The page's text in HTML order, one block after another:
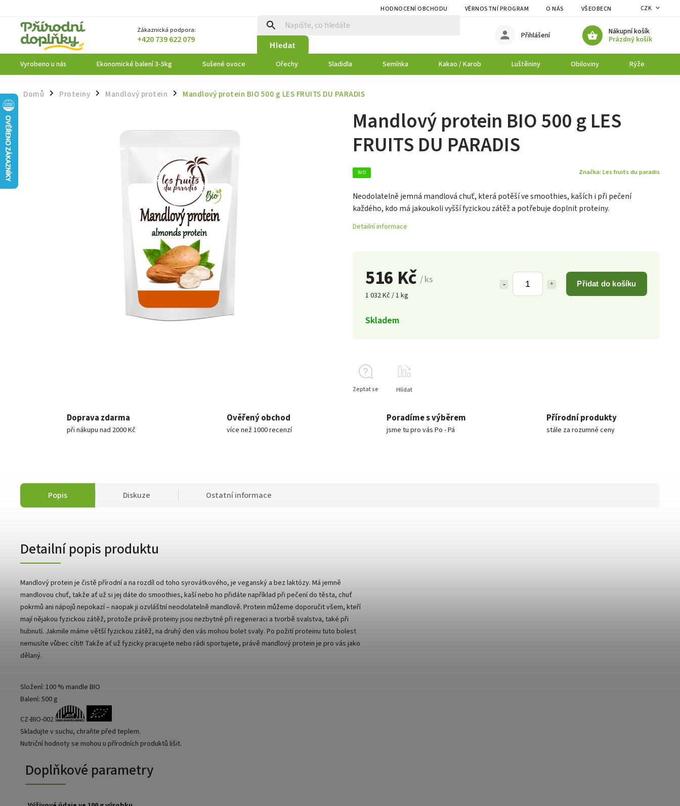
HODNOCENÍ OBCHODU VĚRNOSTNÍ PROGRAM O NÁS VŠEOBECNÉ OBCHODNÍ PODMÍNKY
CZK
Zákaznická podpora:
+420 739 622 079 Hledat
Nákupní košík
Prázdný košík
Přihlášení
Vyrobeno u nás Ekonomické balení 3-5kg Sušené ovoce Ořechy Sladidla Semínka Kakao / Karob Luštěniny Obiloviny Rýže
Domů / Proteiny / Mandlový protein / Mandlový protein BIO 500 g LES FRUITS DU PARADIS
516 Kč / ks
1 032 Kč / 1 kg
Přidat do košíku
Skladem
Mandlový protein BIO 500 g LES
FRUITS DU PARADIS
BIO Značka: Les fruits du paradis
Neodolatelně jemná mandlová chuť, která potěší ve smoothies, kaších i při pečení
každého, kdo má jakoukoli vyšší fyzickou zátěž a potřebuje doplnit proteiny.
Detailní informace
Zeptat se Hlídat
Doprava zdarma
při nákupu nad 2000 Kč
Ověřený obchod
více než 1000 recenzí
Poradíme s výběrem
jsme tu pro vás Po - Pá
Přírodní produkty
stále za rozumné ceny
Popis Diskuze Ostatní informace
Detailní popis produktu
Mandlový protein je čistě přírodní a na rozdíl od toho syrovátkového, je veganský a bez laktózy. Má jemně
mandlovou chuť, takže ať už si jej dáte do smoothies, kaší nebo ho přidáte například při pečení do těsta, chuť
pokrmů ani nápojů nepokazí – naopak ji ozvláštní neodolatelně mandlově. Protein můžeme doporučit všem, kteří
mají nějakou fyzickou zátěž, protože právě proteiny jsou nezbytné při regeneraci a tvorbě svalstva, také při
hubnutí. Jakmile máme větší fyzickou zátěž, na druhý den vás mohou bolet svaly. Po požití proteinu tuto bolest
nemusíte vůbec cítit! Takže ať už fyzicky pracujete nebo rádi sportujete, právě mandlový protein je pro vás jako
dělaný.
Složení: 100 % mandle BIO
Balení: 500 g
CZ-BIO-002
Skladujte v suchu, chraňte před teplem.
Nutriční hodnoty se mohou u přírodních produktů lišit.
Doplňkové parametry